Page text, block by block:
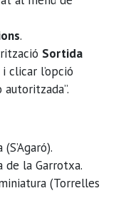
.
Sortida
i clicar l’opció
de la Garrotxa.
(Torrelles